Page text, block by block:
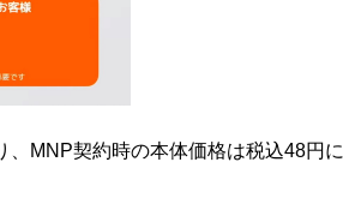
MNP契約時の本体価格は税込48円に